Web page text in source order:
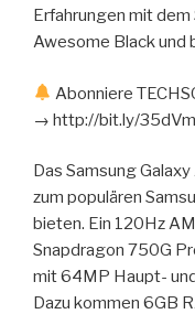
Erfahrungen mit dem
Awesome Black und
Abonniere
→ http://bit.ly/
Das Samsung
zum populären
bieten. Ein 120Hz
Snapdragon 750G
mit 64MP Haupt-
Dazu kommen 6GB